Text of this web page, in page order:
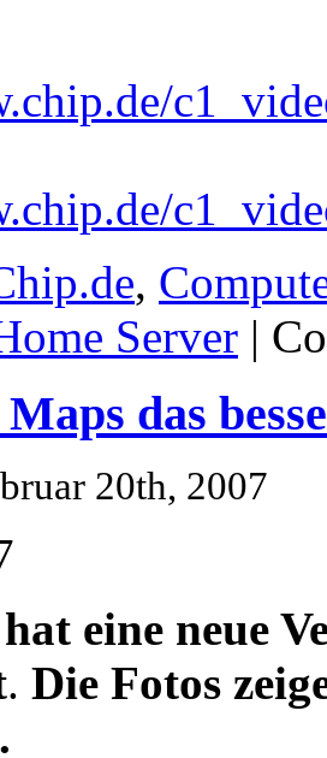
,
Server |
das
20th, 2007
eine neue
. Die Fotos